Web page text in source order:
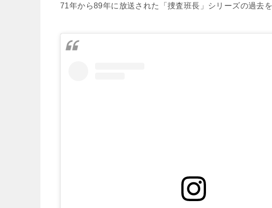
71年から89年に放送された「捜査班長」シリーズの過去